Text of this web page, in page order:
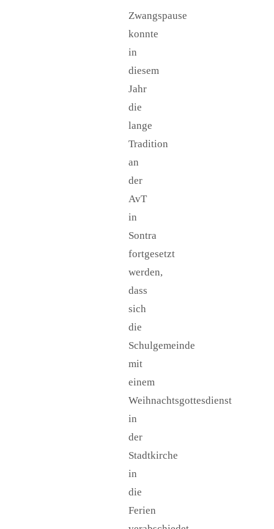
Zwangspause
konnte
in
diesem
Jahr
die
lange
Tradition
an
der
AvT
in
Sontra
fortgesetzt
werden,
dass
sich
die
Schulgemeinde
mit
einem
Weihnachtsgottesdienst
in
der
Stadtkirche
in
die
Ferien